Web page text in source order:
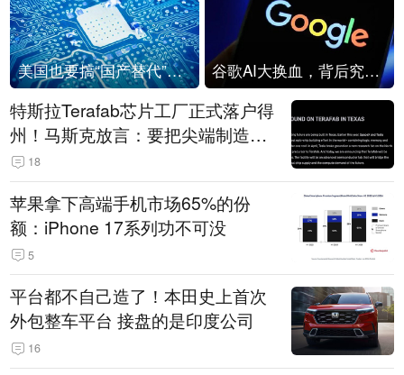
美国也要搞“国产替代”？先算清三笔账 谷歌AI大换血，背后究竟发生了什么？
特斯拉Terafab芯片工厂正式落户得
州！马斯克放言：要把尖端制造带
回美国
18
苹果拿下高端手机市场65%的份
额：iPhone 17系列功不可没
5
平台都不自己造了！本田史上首次
外包整车平台 接盘的是印度公司
16